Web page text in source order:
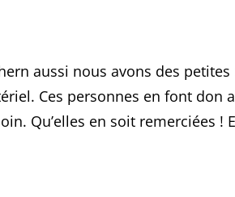
aussi nous avons des
Ces personnes en font don
Qu’elles en soit remerciées